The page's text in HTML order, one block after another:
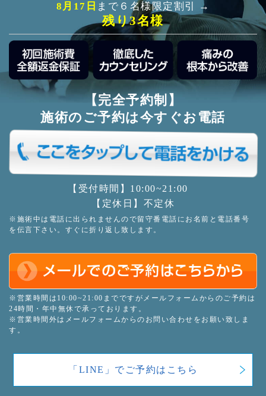
8月17日 まで６名様限定割引 →
残り3名様
【完全予約制】
施術のご予約は今すぐお電話
【受付時間】10:00~21:00
【定休日】不定休
※施術中は電話に出られませんので留守番電話にお名前と電話番号
を伝言下さい。すぐに折り返し致します。
※営業時間は10:00~21:00までですがメールフォームからのご予約は
24時間・年中無休で承っております。
※営業時間外はメールフォームからのお問い合わせをお願い致しま
す。
「LINE」でご予約はこちら